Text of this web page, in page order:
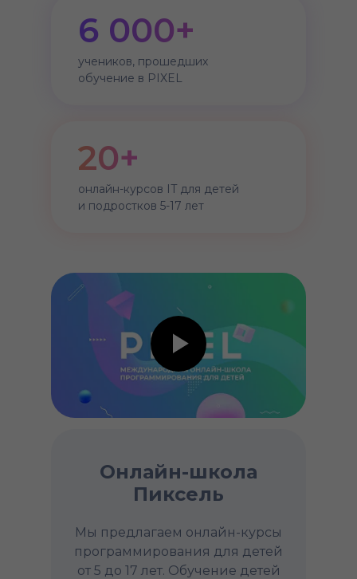
учеников, прошедших
обучение в PIXEL
онлайн-курсов IT для детей
и подростков 5-17 лет
20+
6 000+
Мы предлагаем онлайн-курсы
программирования для детей
от 5 до 17 лет. Обучение детей
Онлайн-школа
Пиксель